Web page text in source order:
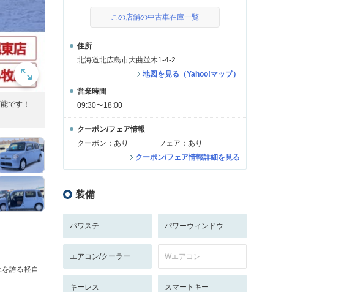
です！
誇る軽自
この店舗の中古車在庫一覧
住所
北海道北広島市大曲並木1-4-2
地図を見る（Yahoo!マップ）
営業時間
09:30〜18:00
クーポン/フェア情報
クーポン：あり
フェア：あり
クーポン/フェア情報詳細を見る
装備
パワステ パワーウィンドウ
エアコン/クーラー Wエアコン
キーレス スマートキー